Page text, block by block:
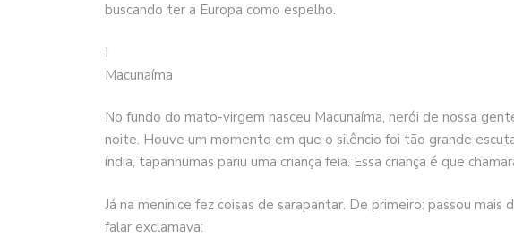
buscando ter a Europa como espelho.
I
Macunaíma
No fundo do mato-virgem nasceu Macunaíma, herói de nossa
noite. Houve um momento em que o silêncio foi tão grande
índia, tapanhumas pariu uma criança feia. Essa criança é que
Já na meninice fez coisas de sarapantar. De primeiro: passou mais
falar exclamava: